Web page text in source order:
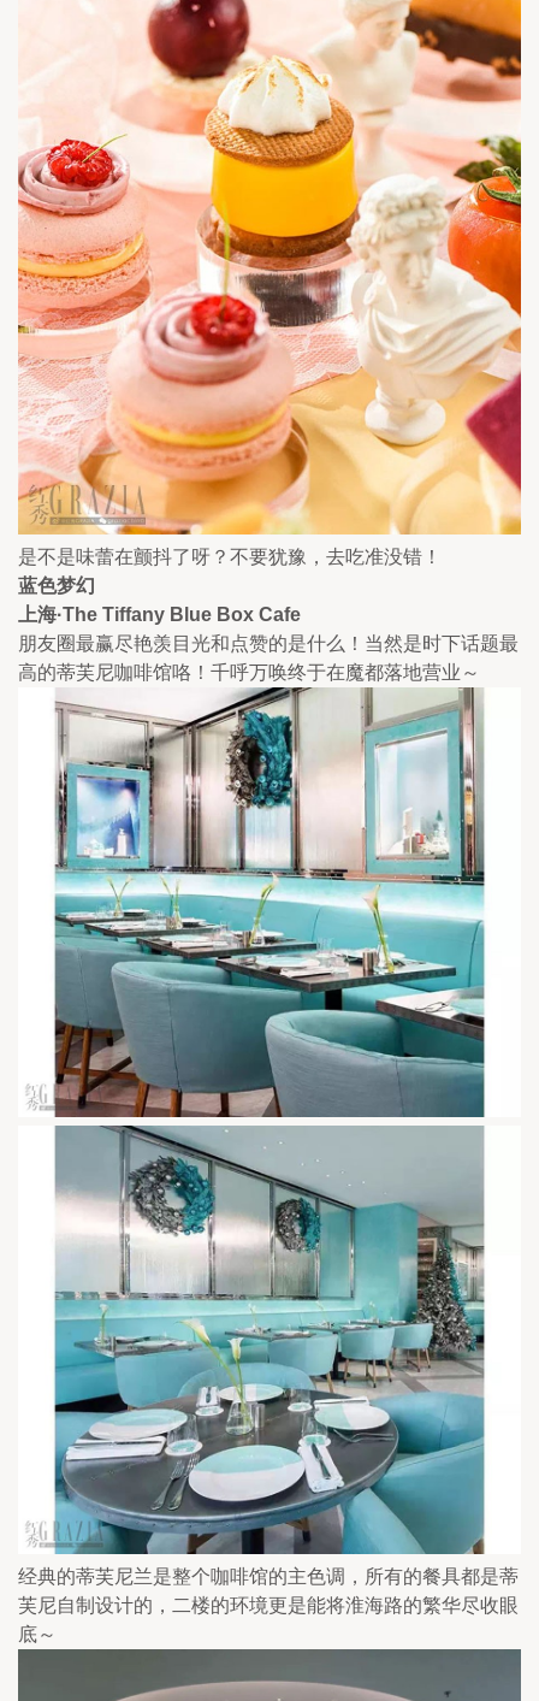
是不是味蕾在颤抖了呀？不要犹豫，去吃准没错！
蓝色梦幻
上海·The Tiffany Blue Box Cafe
朋友圈最赢尽艳羡目光和点赞的是什么！当然是时下话题最
高的蒂芙尼咖啡馆咯！千呼万唤终于在魔都落地营业～
经典的蒂芙尼兰是整个咖啡馆的主色调，所有的餐具都是蒂
芙尼自制设计的，二楼的环境更是能将淮海路的繁华尽收眼
底～